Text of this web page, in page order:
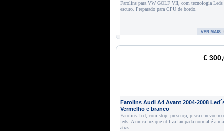
Farolins para VW GOLF VII, com tecnologia Leds
escuro. Preparado para CPU de bordo.
€
Farolins Audi A4 Avant 2004-2008
Vermelho e branco
Farolins Led, com stop, presença, pisca e nevoeiro
leds. A unica luz que utiliza lampada normal é a
atras.